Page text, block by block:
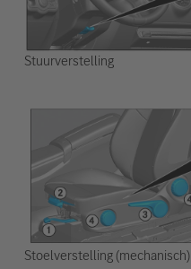
Stuurverstelling
Stoelverstelling (mechanisch)